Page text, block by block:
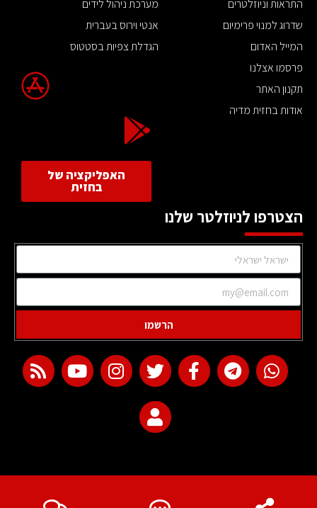
התראות וניוזלטרים
שדרוג למנוי פרימיום
המייל האדום
פרסמו אצלנו
תקנון האתר
אודות בחזית מדיה
מערכת ניהול לידים
אנטי וירוס בעברית
הגדלת צפיות בסטטוס
האפליקציה של
בחזית
הצטרפו לניוזלטר שלנו
הרשמו